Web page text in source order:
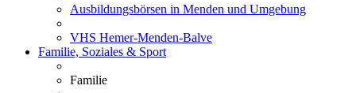
Ausbildungsbörsen in Menden und Umgebung
VHS Hemer-Menden-Balve
Familie, Soziales & Sport
Familie